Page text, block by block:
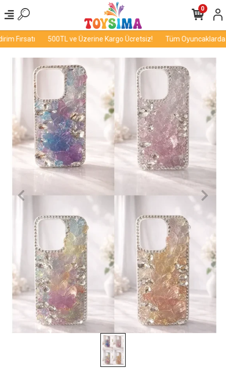
Fırsatı 500TL ve Üzerine Kargo Ücretsiz! Tüm Oyuncaklarda
0